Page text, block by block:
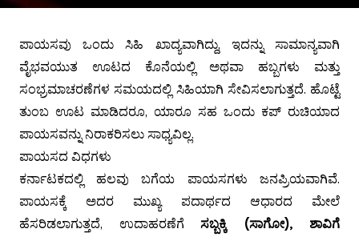
ಪಾಯಸವು ಒಂದು ಸಿಹಿ ಖಾದ್ಯವಾಗಿದ್ದು, ಇದನ್ನು ಸಾಮಾನ್ಯವಾಗಿ
ವೈಭವಯುತ ಊಟದ ಕೊನೆಯಲ್ಲಿ ಅಥವಾ ಹಬ್ಬಗಳು ಮತ್ತು
ಸಂಭ್ರಮಾಚರಣೆಗಳ ಸಮಯದಲ್ಲಿ ಸಿಹಿಯಾಗಿ ಸೇವಿಸಲಾಗುತ್ತದೆ. ಹೊಟ್ಟೆ
ತುಂಬ ಊಟ ಮಾಡಿದರೂ, ಯಾರೂ ಸಹ ಒಂದು ಕಪ್ ರುಚಿಯಾದ
ಪಾಯಸವನ್ನು ನಿರಾಕರಿಸಲು ಸಾಧ್ಯವಿಲ್ಲ.
ಪಾಯಸದ ವಿಧಗಳು
ಕರ್ನಾಟಕದಲ್ಲಿ ಹಲವು ಬಗೆಯ ಪಾಯಸಗಳು ಜನಪ್ರಿಯವಾಗಿವೆ.
ಪಾಯಸಕ್ಕೆ ಅದರ ಮುಖ್ಯ ಪದಾರ್ಥದ ಆಧಾರದ ಮೇಲೆ
ಹೆಸರಿಡಲಾಗುತ್ತದೆ, ಉದಾಹರಣೆಗೆ ಸಬ್ಬಕ್ಕಿ (ಸಾಗೋ), ಶಾವಿಗೆ